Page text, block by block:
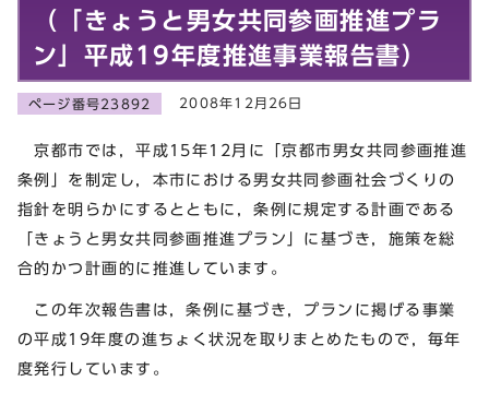
（「きょうと男女共同参画推進プラ
ン」平成19年度推進事業報告書）
ページ番号23892 2008年12月26日
京都市では，平成15年12月に「京都市男女共同参画推進
条例」を制定し，本市における男女共同参画社会づくりの
指針を明らかにするとともに，条例に規定する計画である
「きょうと男女共同参画推進プラン」に基づき，施策を総
合的かつ計画的に推進しています。
この年次報告書は，条例に基づき，プランに掲げる事業
の平成19年度の進ちょく状況を取りまとめたもので，毎年
度発行しています。